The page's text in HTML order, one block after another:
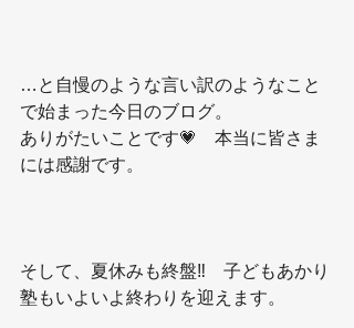
…と自慢のような言い訳のようなこと
で始まった今日のブログ。
ありがたいことです💗　本当に皆さま
には感謝です。
そして、夏休みも終盤‼️　子どもあかり
塾もいよいよ終わりを迎えます。